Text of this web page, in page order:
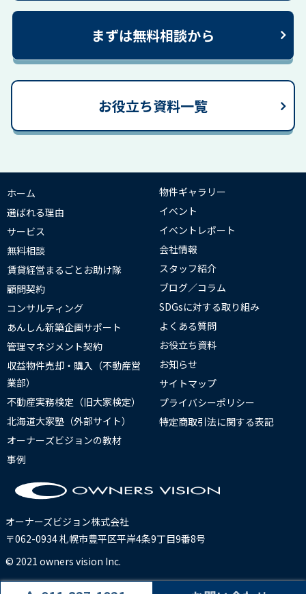
まずは無料相談から
お役立ち資料一覧
オーナーズビジョン株式会社
〒062-0934 札幌市豊平区平岸4条9丁目9番8号
© 2021 owners vision Inc.
ホーム
選ばれる理由
サービス
無料相談
賃貸経営まるごとお助け隊
顧問契約
コンサルティング
あんしん新築企画サポート
管理マネジメント契約
収益物件売却・購入（不動産営
業部）
不動産実務検定（旧大家検定）
北海道大家塾（外部サイト）
オーナーズビジョンの教材
事例
物件ギャラリー
イベント
イベントレポート
会社情報
スタッフ紹介
ブログ／コラム
SDGsに対する取り組み
よくある質問
お役立ち資料
お知らせ
サイトマップ
プライバシーポリシー
特定商取引法に関する表記